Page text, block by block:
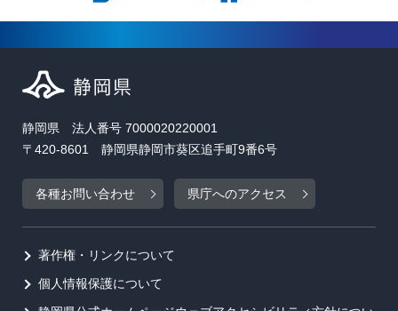
静岡県 法人番号 7000020220001
〒420-8601 静岡県静岡市葵区追手町9番6号
各種お問い合わせ 県庁へのアクセス
著作権・リンクについて
個人情報保護について